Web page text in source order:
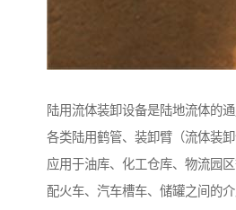
陆用流体装卸设备是陆地流体的
各类陆用鹤管、装卸臂（流体装
应用于油库、化工仓库、物流园
配火车、汽车槽车、储罐之间的